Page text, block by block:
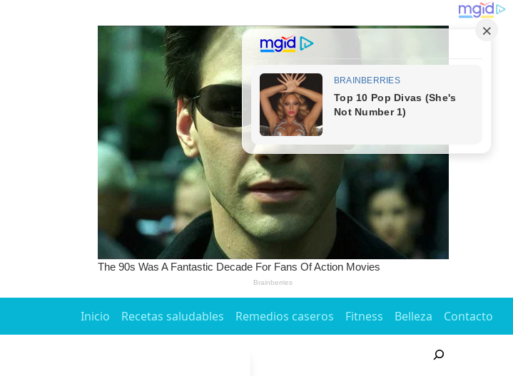
Inicio Recetas saludables Remedios caseros Fitness Belleza Contacto